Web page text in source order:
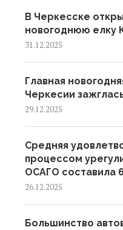
В Черкесске
новогоднюю елку
31.12.2025
Главная
Черкесии
29.12.2025
Средняя
процессом
ОСАГО составила
26.12.2025
Большинство